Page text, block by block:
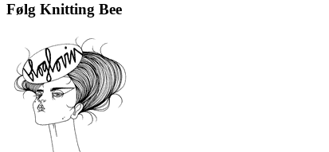
Følg Knitting Bee